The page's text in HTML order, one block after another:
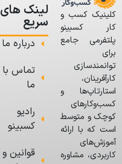
کلینیک کسب و
کار کسبینو
پلتفرمی جامع
برای
توانمندسازی
کارآفرینان،
استارتاپ‌ها و
کسب‌وکارهای
کوچک و متوسط
است که با ارائه
آموزش‌های
کاربردی، مشاوره
لینک های
سریع
درباره ما
تماس با
ما
رادیو
کسبینو
قوانین و